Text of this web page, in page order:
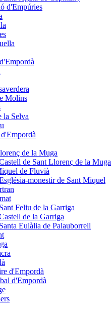
d'Empúries
Molins
la Selva
de la Muga
de Sant Llorenç de la Muga
de Fluvià
monestir de Sant Miquel
Sant Feliu de la Garriga
de la Garriga
Santa Eulàlia de Palauborrell
d'Empordà
d'Empordà